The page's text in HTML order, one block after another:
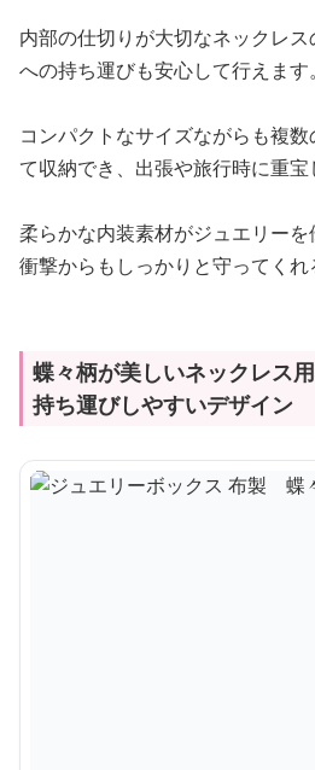
内部の仕切りが大切なネックレ
への持ち運びも安心して行えます。
コンパクトなサイズながらも複
て収納でき、出張や旅行時に重宝
柔らかな内装素材がジュエリー
衝撃からもしっかりと守ってくれ
蝶々柄が美しいネックレス
持ち運びしやすいデザイン